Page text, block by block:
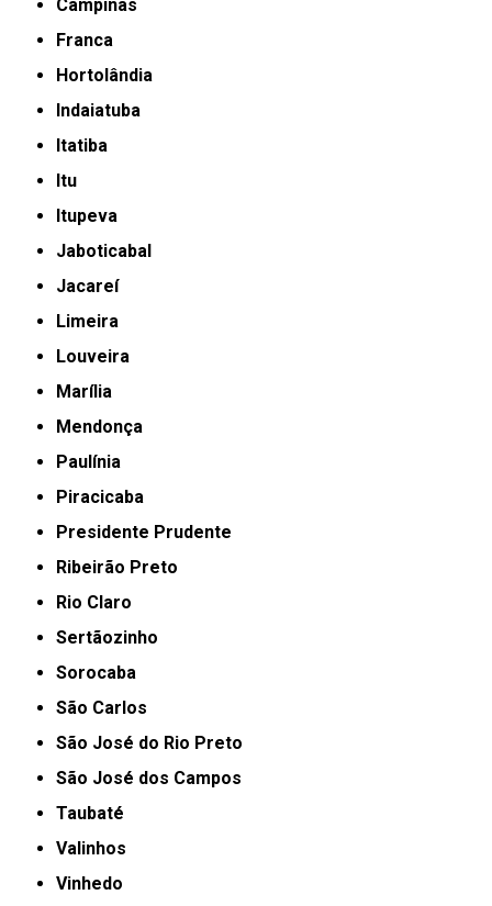
Campinas
Franca
Hortolândia
Indaiatuba
Itatiba
Itu
Itupeva
Jaboticabal
Jacareí
Limeira
Louveira
Marília
Mendonça
Paulínia
Piracicaba
Presidente Prudente
Ribeirão Preto
Rio Claro
Sertãozinho
Sorocaba
São Carlos
São José do Rio Preto
São José dos Campos
Taubaté
Valinhos
Vinhedo